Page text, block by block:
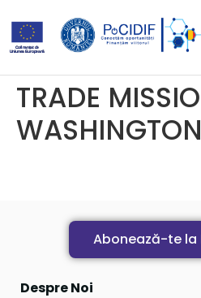
TRADE
Abonează-te la
Despre Noi